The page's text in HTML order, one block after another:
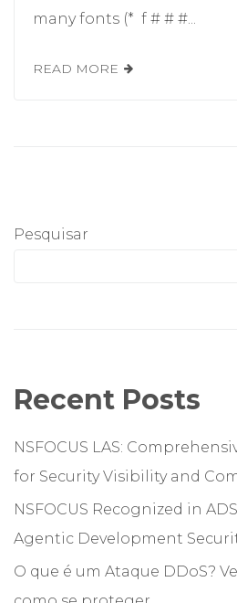
many fonts (* f # # #...
READ MORE
Pesquisar
Recent Posts
NSFOCUS LAS:
for Security Visibility and
NSFOCUS Recognized in
Agentic Development
O que é um Ataque DDoS?